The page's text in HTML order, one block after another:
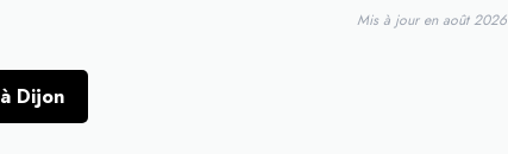
Mis à jour en août 2026
Dijon